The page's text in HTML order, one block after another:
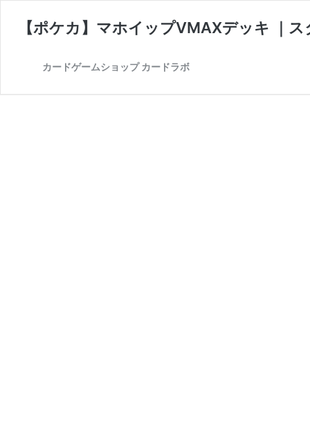
【ポケカ】マホイップVMAXデッキ ｜
カードゲームショップ カードラボ